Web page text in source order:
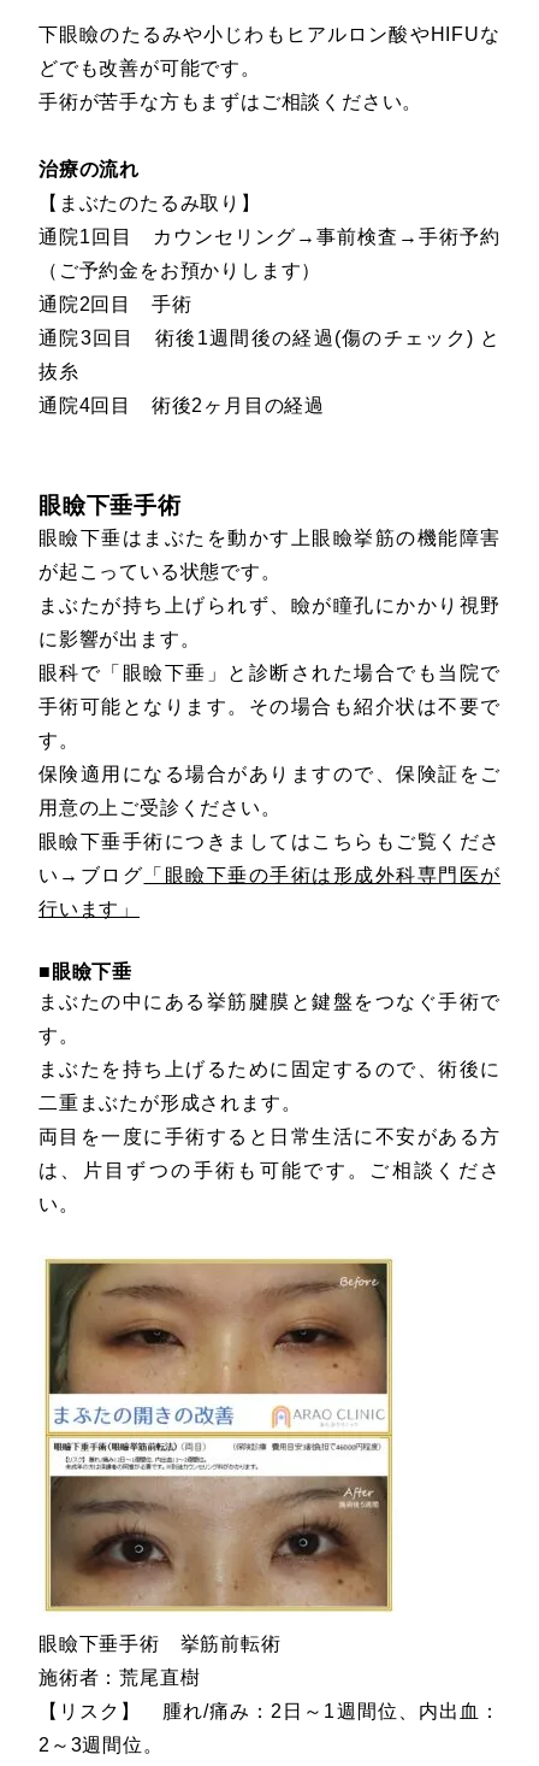
下眼瞼のたるみや小じわもヒアルロン酸やHIFUな
どでも改善が可能です。
手術が苦手な方もまずはご相談ください。
治療の流れ
【まぶたのたるみ取り】
通院1回目 カウンセリング→事前検査→手術予約
（ご予約金をお預かりします）
通院2回目 手術
通院3回目 術後1週間後の経過(傷のチェック) と
抜糸
通院4回目 術後2ヶ月目の経過
眼瞼下垂手術
眼瞼下垂はまぶたを動かす上眼瞼挙筋の機能障害
が起こっている状態です。
まぶたが持ち上げられず、瞼が瞳孔にかかり視野
に影響が出ます。
眼科で「眼瞼下垂」と診断された場合でも当院で
手術可能となります。その場合も紹介状は不要で
す。
保険適用になる場合がありますので、保険証をご
用意の上ご受診ください。
眼瞼下垂手術につきましてはこちらもご覧くださ
い→ ブログ 「眼瞼下垂の手術は形成外科専門医が
行います」
■眼瞼下垂
まぶたの中にある挙筋腱膜と鍵盤をつなぐ手術で
す。
まぶたを持ち上げるために固定するので、術後に
二重まぶたが形成されます。
両目を一度に手術すると日常生活に不安がある方
は、片目ずつの手術も可能です。ご相談くださ
い。
眼瞼下垂手術 挙筋前転術
施術者：荒尾直樹
【リスク】 腫れ/痛み：2日～1週間位、内出血：
2～3週間位。